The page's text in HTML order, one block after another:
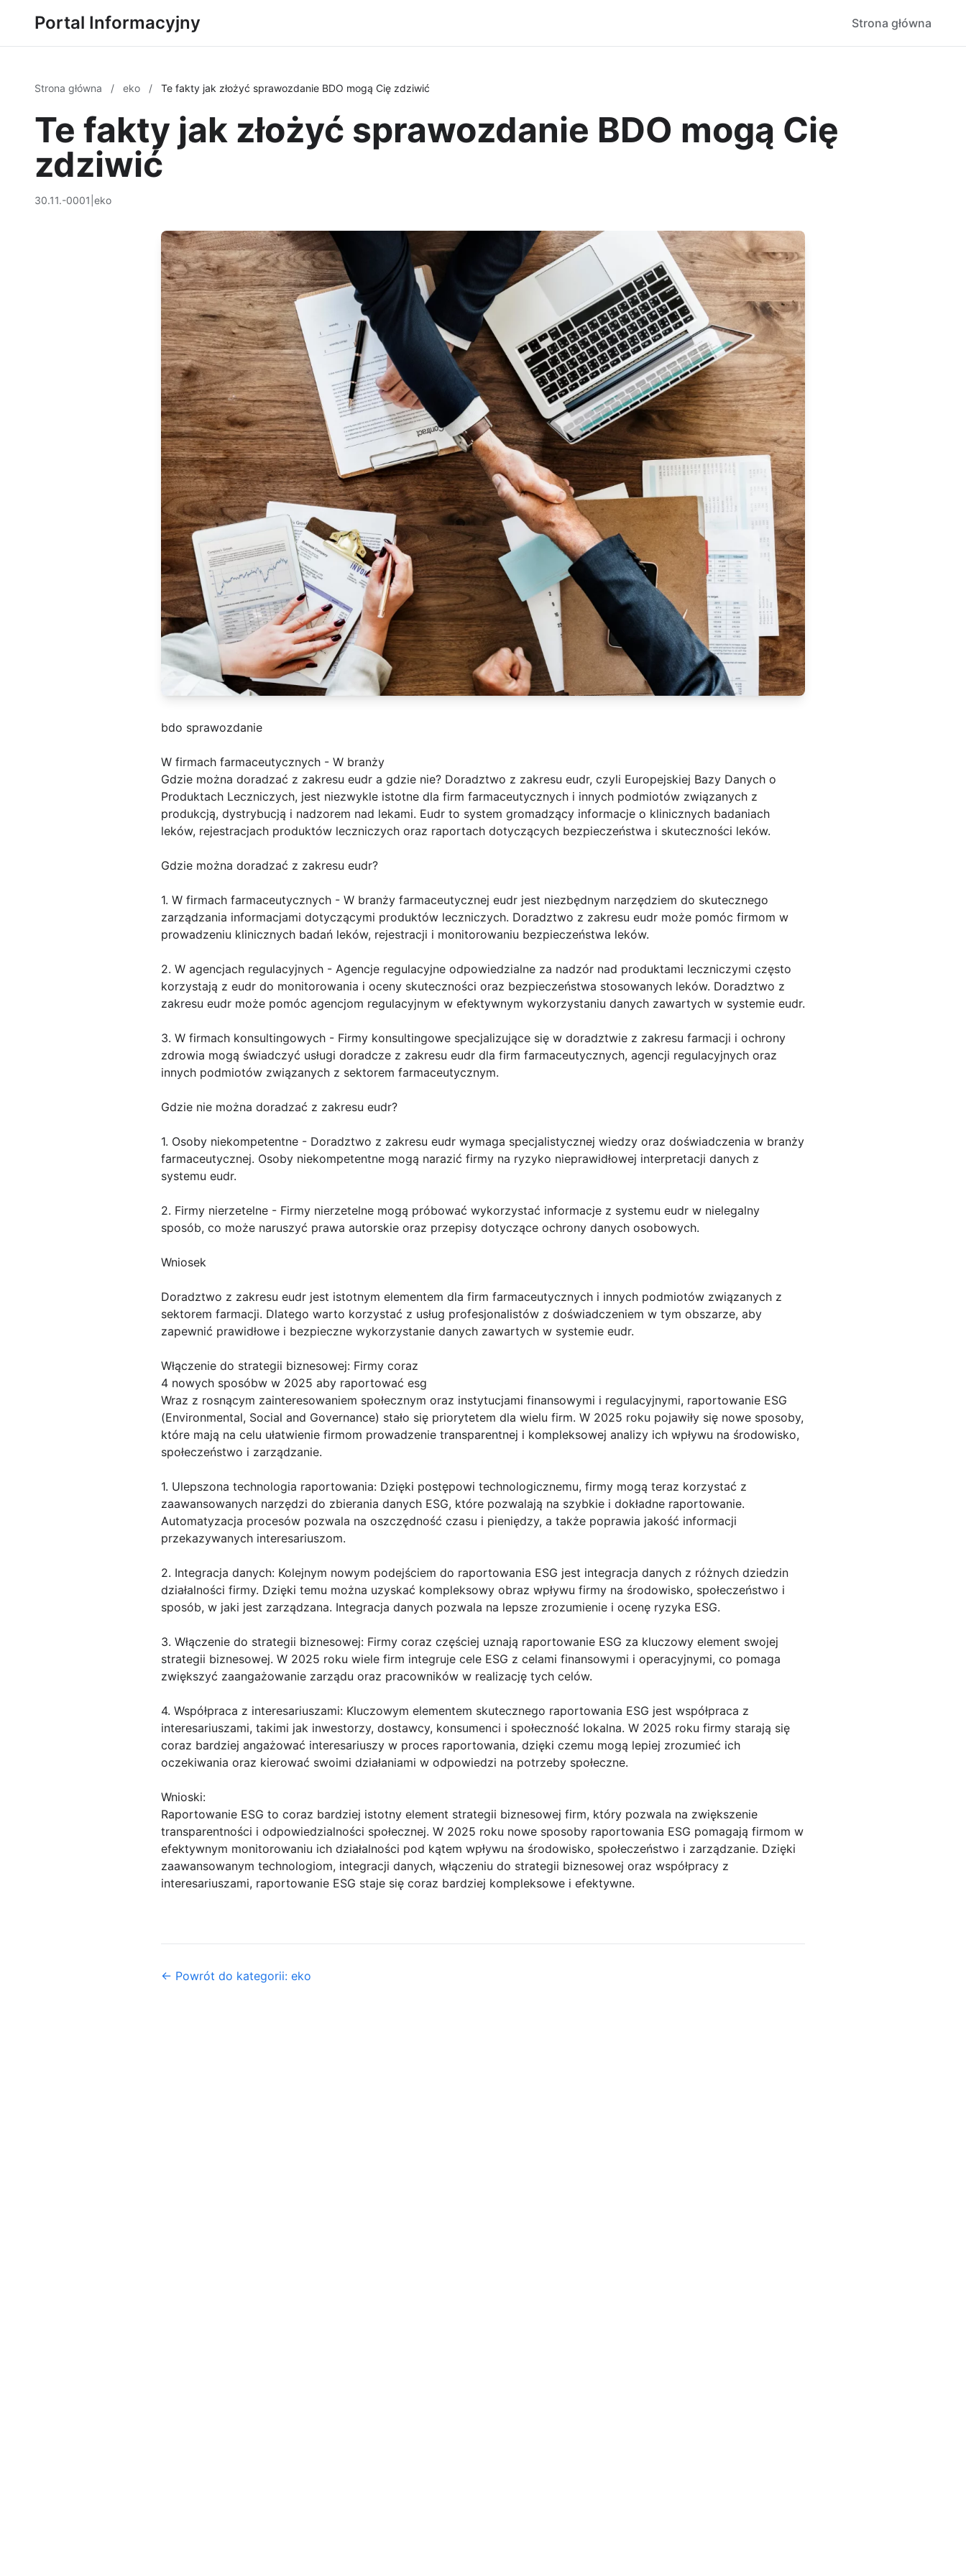
Portal Informacyjny Strona główna
Strona główna / eko / Te fakty jak złożyć sprawozdanie BDO mogą Cię zdziwić
Te fakty jak złożyć sprawozdanie BDO mogą Cię
zdziwić
30.11.-0001 eko
bdo sprawozdanie
W firmach farmaceutycznych - W branży
Gdzie można doradzać z zakresu eudr a gdzie nie? Doradztwo z zakresu eudr, czyli Europejskiej Bazy Danych o
Produktach Leczniczych, jest niezwykle istotne dla firm farmaceutycznych i innych podmiotów związanych z
produkcją, dystrybucją i nadzorem nad lekami. Eudr to system gromadzący informacje o klinicznych badaniach
leków, rejestracjach produktów leczniczych oraz raportach dotyczących bezpieczeństwa i skuteczności leków.
Gdzie można doradzać z zakresu eudr?
1. W firmach farmaceutycznych - W branży farmaceutycznej eudr jest niezbędnym narzędziem do skutecznego
zarządzania informacjami dotyczącymi produktów leczniczych. Doradztwo z zakresu eudr może pomóc firmom w
prowadzeniu klinicznych badań leków, rejestracji i monitorowaniu bezpieczeństwa leków.
2. W agencjach regulacyjnych - Agencje regulacyjne odpowiedzialne za nadzór nad produktami leczniczymi często
korzystają z eudr do monitorowania i oceny skuteczności oraz bezpieczeństwa stosowanych leków. Doradztwo z
zakresu eudr może pomóc agencjom regulacyjnym w efektywnym wykorzystaniu danych zawartych w systemie eudr.
3. W firmach konsultingowych - Firmy konsultingowe specjalizujące się w doradztwie z zakresu farmacji i ochrony
zdrowia mogą świadczyć usługi doradcze z zakresu eudr dla firm farmaceutycznych, agencji regulacyjnych oraz
innych podmiotów związanych z sektorem farmaceutycznym.
Gdzie nie można doradzać z zakresu eudr?
1. Osoby niekompetentne - Doradztwo z zakresu eudr wymaga specjalistycznej wiedzy oraz doświadczenia w branży
farmaceutycznej. Osoby niekompetentne mogą narazić firmy na ryzyko nieprawidłowej interpretacji danych z
systemu eudr.
2. Firmy nierzetelne - Firmy nierzetelne mogą próbować wykorzystać informacje z systemu eudr w nielegalny
sposób, co może naruszyć prawa autorskie oraz przepisy dotyczące ochrony danych osobowych.
Wniosek
Doradztwo z zakresu eudr jest istotnym elementem dla firm farmaceutycznych i innych podmiotów związanych z
sektorem farmacji. Dlatego warto korzystać z usług profesjonalistów z doświadczeniem w tym obszarze, aby
zapewnić prawidłowe i bezpieczne wykorzystanie danych zawartych w systemie eudr.
Włączenie do strategii biznesowej: Firmy coraz
4 nowych sposóbw w 2025 aby raportować esg
Wraz z rosnącym zainteresowaniem społecznym oraz instytucjami finansowymi i regulacyjnymi, raportowanie ESG
(Environmental, Social and Governance) stało się priorytetem dla wielu firm. W 2025 roku pojawiły się nowe sposoby,
które mają na celu ułatwienie firmom prowadzenie transparentnej i kompleksowej analizy ich wpływu na środowisko,
społeczeństwo i zarządzanie.
1. Ulepszona technologia raportowania: Dzięki postępowi technologicznemu, firmy mogą teraz korzystać z
zaawansowanych narzędzi do zbierania danych ESG, które pozwalają na szybkie i dokładne raportowanie.
Automatyzacja procesów pozwala na oszczędność czasu i pieniędzy, a także poprawia jakość informacji
przekazywanych interesariuszom.
2. Integracja danych: Kolejnym nowym podejściem do raportowania ESG jest integracja danych z różnych dziedzin
działalności firmy. Dzięki temu można uzyskać kompleksowy obraz wpływu firmy na środowisko, społeczeństwo i
sposób, w jaki jest zarządzana. Integracja danych pozwala na lepsze zrozumienie i ocenę ryzyka ESG.
3. Włączenie do strategii biznesowej: Firmy coraz częściej uznają raportowanie ESG za kluczowy element swojej
strategii biznesowej. W 2025 roku wiele firm integruje cele ESG z celami finansowymi i operacyjnymi, co pomaga
zwiększyć zaangażowanie zarządu oraz pracowników w realizację tych celów.
4. Współpraca z interesariuszami: Kluczowym elementem skutecznego raportowania ESG jest współpraca z
interesariuszami, takimi jak inwestorzy, dostawcy, konsumenci i społeczność lokalna. W 2025 roku firmy starają się
coraz bardziej angażować interesariuszy w proces raportowania, dzięki czemu mogą lepiej zrozumieć ich
oczekiwania oraz kierować swoimi działaniami w odpowiedzi na potrzeby społeczne.
Wnioski:
Raportowanie ESG to coraz bardziej istotny element strategii biznesowej firm, który pozwala na zwiększenie
transparentności i odpowiedzialności społecznej. W 2025 roku nowe sposoby raportowania ESG pomagają firmom w
efektywnym monitorowaniu ich działalności pod kątem wpływu na środowisko, społeczeństwo i zarządzanie. Dzięki
zaawansowanym technologiom, integracji danych, włączeniu do strategii biznesowej oraz współpracy z
interesariuszami, raportowanie ESG staje się coraz bardziej kompleksowe i efektywne.
← Powrót do kategorii: eko